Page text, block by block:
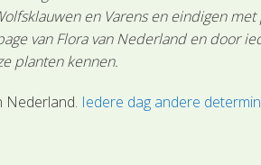
en Varens en eindigen
van Flora van Nederland en door
planten kennen.
Nederland. Iedere dag andere